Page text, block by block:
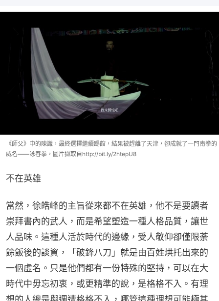
《師父》中的陳識，最終選擇繼續踢館，結果被趕離了天津，卻成就了一門南拳的
威名——詠春拳，圖片擷取自http://bit.ly/2htepU8
不在英雄
當然，徐皓峰的主旨從來都不在英雄，他不是要讀者
崇拜書內的武人，而是希望塑造一種人格品質，讓世
人品味。這種人活於時代的邊緣，受人敬仰卻僅限荼
餘飯後的談資，「破鋒八刀」就是由百姓烘托出來的
一個虛名。只是他們都有一份特殊的堅持，可以在大
時代中毋忘初衷，或更精準的說，是格格不入。有理